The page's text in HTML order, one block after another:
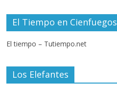
El Tiempo en Cienfuegos
El tiempo – Tutiempo.net
Los Elefantes